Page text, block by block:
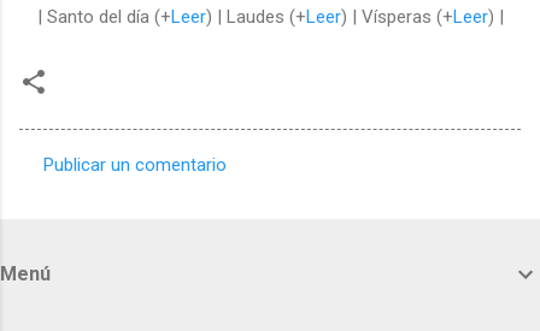
| Santo del día (+Leer) | Laudes (+Leer) | Vísperas (+Leer) |
Publicar un comentario
Menú